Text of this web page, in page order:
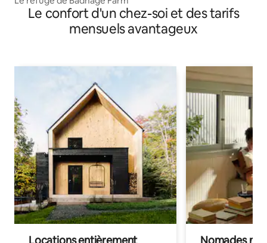
Le confort d'un chez-soi et des tarifs
mensuels avantageux